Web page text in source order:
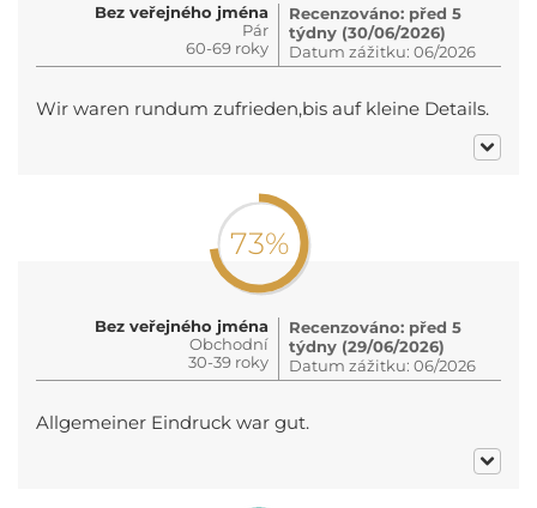
Bez veřejného jména
Pár
60-69 roky
Recenzováno: před 5
týdny (30/06/2026)
Datum zážitku: 06/2026
Wir waren rundum zufrieden,bis auf kleine Details.
73%
Bez veřejného jména
Obchodní
30-39 roky
Recenzováno: před 5
týdny (29/06/2026)
Datum zážitku: 06/2026
Allgemeiner Eindruck war gut.